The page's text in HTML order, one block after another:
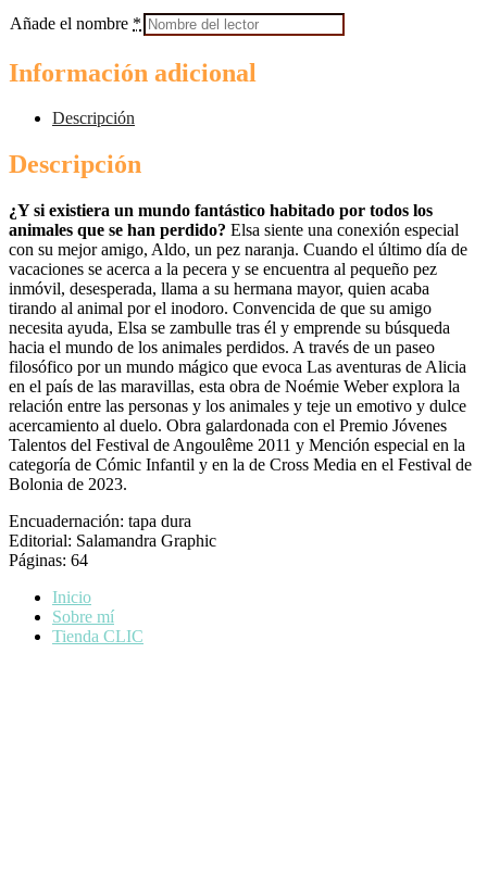
Añade el nombre *
Información adicional
Descripción
Descripción
¿Y si existiera un mundo fantástico habitado por todos los
animales que se han perdido? Elsa siente una conexión especial
con su mejor amigo, Aldo, un pez naranja. Cuando el último día de
vacaciones se acerca a la pecera y se encuentra al pequeño pez
inmóvil, desesperada, llama a su hermana mayor, quien acaba
tirando al animal por el inodoro. Convencida de que su amigo
necesita ayuda, Elsa se zambulle tras él y emprende su búsqueda
hacia el mundo de los animales perdidos. A través de un paseo
filosófico por un mundo mágico que evoca Las aventuras de Alicia
en el país de las maravillas, esta obra de Noémie Weber explora la
relación entre las personas y los animales y teje un emotivo y dulce
acercamiento al duelo. Obra galardonada con el Premio Jóvenes
Talentos del Festival de Angoulême 2011 y Mención especial en la
categoría de Cómic Infantil y en la de Cross Media en el Festival de
Bolonia de 2023.
Encuadernación: tapa dura
Editorial: Salamandra Graphic
Páginas: 64
Inicio
Sobre mí
Tienda CLIC